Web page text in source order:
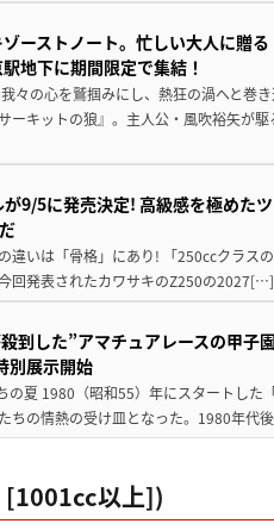
ーストノート。忙しい大人に贈
地下に期間限定で集結！
々の心を鷲掴みにし、熱狂の渦へと巻
キットの狼』。主人公・風吹裕矢が駆
9/5に発売決定! 高級感を極めた
違いは「骨格」にあり! 「250ccクラス
回発表されたカワサキのZ250の2027[…]
到した”アマチュアレースの甲子
別展示開始
夏 1980（昭和55）年にスタートした
ちの情熱の受け皿となった。1980年代
[1001cc以上])